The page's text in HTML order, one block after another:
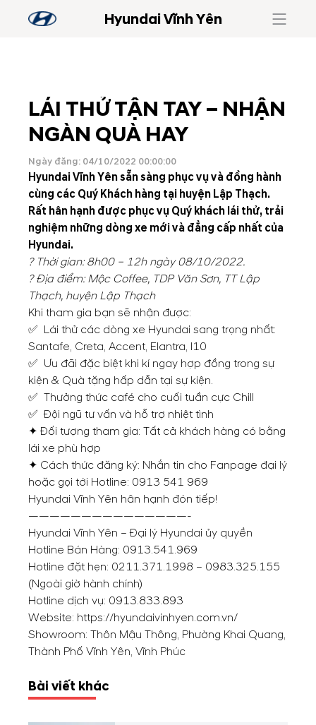
Hyundai Vĩnh Yên
LÁI THỬ TẬN TAY – NHẬN
NGÀN QUÀ HAY
Ngày đăng: 04/10/2022 00:00:00
Hyundai Vĩnh Yên sẵn sàng phục vụ và đồng hành
cùng các Quý Khách hàng tại huyện Lập Thạch.
Rất hân hạnh được phục vụ Quý khách lái thử, trải
nghiệm những dòng xe mới và đẳng cấp nhất của
Hyundai.
? Thời gian: 8h00 – 12h ngày 08/10/2022.
? Địa điểm: Mộc Coffee, TDP Văn Sơn, TT Lập
Thạch, huyện Lập Thạch
Khi tham gia bạn sẽ nhận được:
✅ Lái thử các dòng xe Hyundai sang trọng nhất:
Santafe, Creta, Accent, Elantra, I10
✅ Ưu đãi đặc biệt khi kí ngay hợp đồng trong sự
kiện & Quà tặng hấp dẫn tại sự kiện.
✅ Thưởng thức café cho cuối tuần cực Chill
✅ Đội ngũ tư vấn và hỗ trợ nhiệt tình
✦ Đối tượng tham gia: Tất cả khách hàng có bằng
lái xe phù hợp
✦ Cách thức đăng ký: Nhắn tin cho Fanpage đại lý
hoặc gọi tới Hotline: 0913 541 969
Hyundai Vĩnh Yên hân hạnh đón tiếp!
———————————————-
Hyundai Vĩnh Yên – Đại lý Hyundai ủy quyền
Hotline Bán Hàng: 0913.541.969
Hotline đặt hẹn: 0211.371.1998 – 0983.325.155
(Ngoài giờ hành chính)
Hotline dịch vụ: 0913.833.893
Website: https://hyundaivinhyen.com.vn/
Showroom: Thôn Mậu Thông, Phường Khai Quang,
Thành Phố Vĩnh Yên, Vĩnh Phúc
Bài viết khác